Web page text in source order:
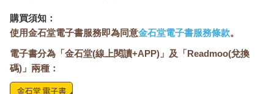
妳的生活有時突現帽子的形狀
巒動著山坡和懶洋洋小動物
挽著雞蛋味的籃子，妳笑了
妳說幸福是渴望重複
購買須知：
使用金石堂電子書服務即為同意金石堂電子書服務條款。
電子書分為「金石堂(線上閱讀+APP)」及「Readmoo(兌換
碼)」兩種：